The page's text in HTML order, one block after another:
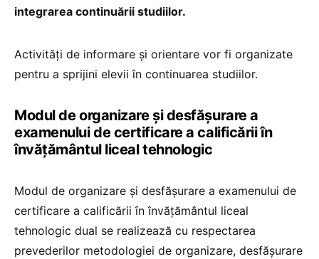
integrarea continuării studiilor.
Activități de informare și orientare vor fi organizate
pentru a sprijini elevii în continuarea studiilor.
Modul de organizare și desfășurare a
examenului de certificare a calificării în
învățământul liceal tehnologic
Modul de organizare și desfășurare a examenului de
certificare a calificării în învățământul liceal
tehnologic dual se realizează cu respectarea
prevederilor metodologiei de organizare, desfășurare